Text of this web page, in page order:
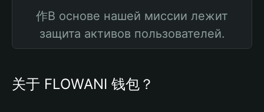
作В основе нашей миссии лежит
защита активов пользователей.
关于 FLOWANI 钱包？